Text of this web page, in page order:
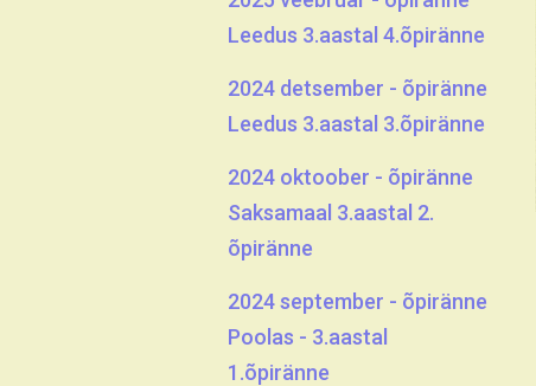
Leedus 3.aastal 4.õpiränne
2024 detsember - õpiränne
Leedus 3.aastal 3.õpiränne
2024 oktoober - õpiränne
Saksamaal 3.aastal 2.
õpiränne
2024 september - õpiränne
Poolas - 3.aastal
1.õpiränne